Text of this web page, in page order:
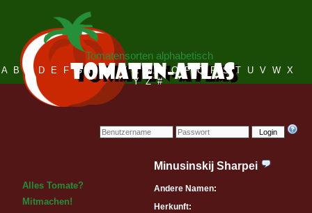
Login
Tomatensorten alphabetisch
A B C D E F G H I J K L M N O P Q R S T U V W X
Y Z #
Alles Tomate?
Mitmachen!
Minusinskij Sharpei
Andere Namen:
Herkunft: